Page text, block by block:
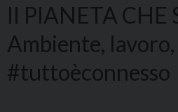
Il PIANETA CHE
Ambiente,
#tuttoèconnesso